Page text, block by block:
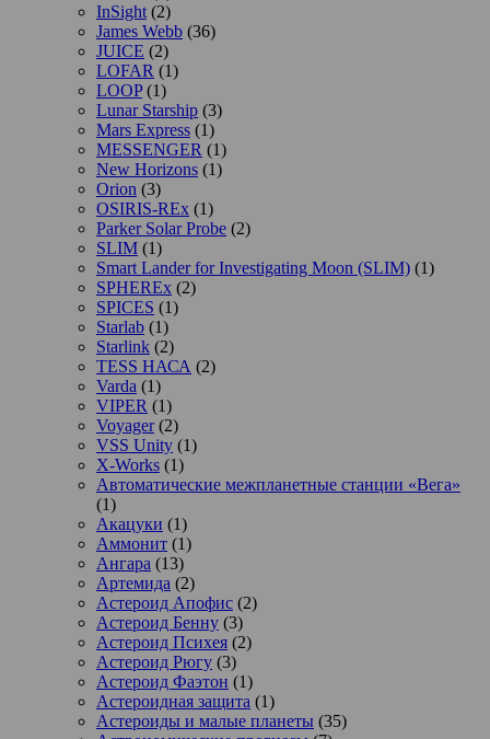
InSight (2)
James Webb (36)
JUICE (2)
LOFAR (1)
LOOP(1)
Lunar Starship (3)
Mars Express (1)
MESSENGER (1)
New Horizons (1)
Orion (3)
OSIRIS-REx (1)
Parker Solar Probe (2)
SLIM (1)
Smart Lander for Investigating Moon (SLIM) (1)
SPHEREx (2)
SPICES (1)
Starlab (1)
Starlink (2)
TESS НАСА (2)
Varda (1)
VIPER (1)
Voyager(2)
VSS Unity (1)
X-Works (1)
Автоматические межпланетные станции «Вега»
(1)
Акацуки (1)
Аммонит (1)
Ангара (13)
Артемида (2)
Астероид Апофис (2)
Астероид Бенну (3)
Астероид Психея (2)
Астероид Рюгу (3)
Астероид Фаэтон (1)
Астероидная защита (1)
Астероиды и малые планеты (35)